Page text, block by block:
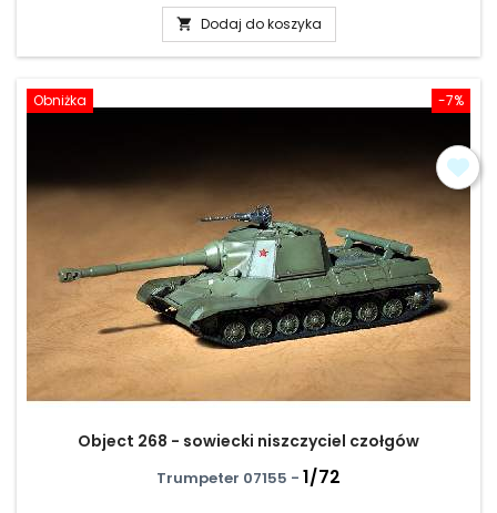
 Dodaj do koszyka
-7%
Obniżka
Object 268 - sowiecki niszczyciel czołgów
Trumpeter 07155 - 1/72